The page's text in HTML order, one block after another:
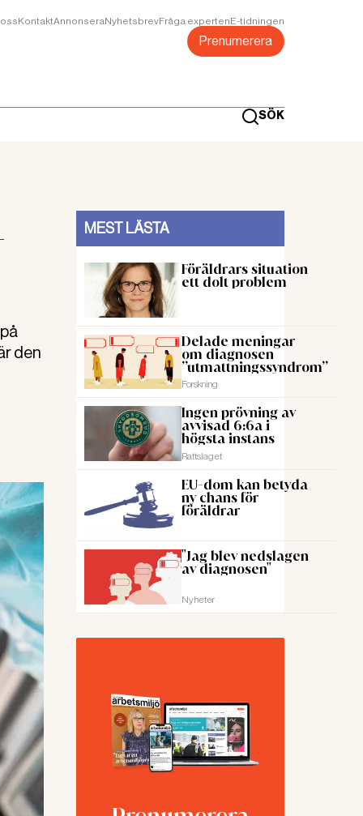
KontaktAnnonseraNyhetsbrevFråga expertenE-tidningen
Prenumerera
SÖK
den
MEST LÄSTA
Föräldrars situation
ett dolt problem
Delade meningar
om diagnosen
”utmattningssyndrom”
Forskning
Ingen prövning av
avvisad 6:6a i
högsta instans
Rattslaget
EU-dom kan betyda
ny chans för
föräldrar
"Jag blev nedslagen
av diagnosen"
Nyheter